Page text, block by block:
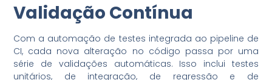
Validação Contínua
Com a automação de testes integrada ao pipeline de
CI, cada nova alteração no código passa por uma
série de validações automáticas. Isso inclui testes
unitários, de integração, de regressão e de